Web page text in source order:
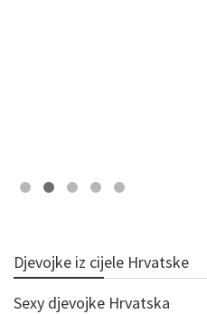
Djevojke iz cijele Hrvatske
Sexy djevojke Hrvatska